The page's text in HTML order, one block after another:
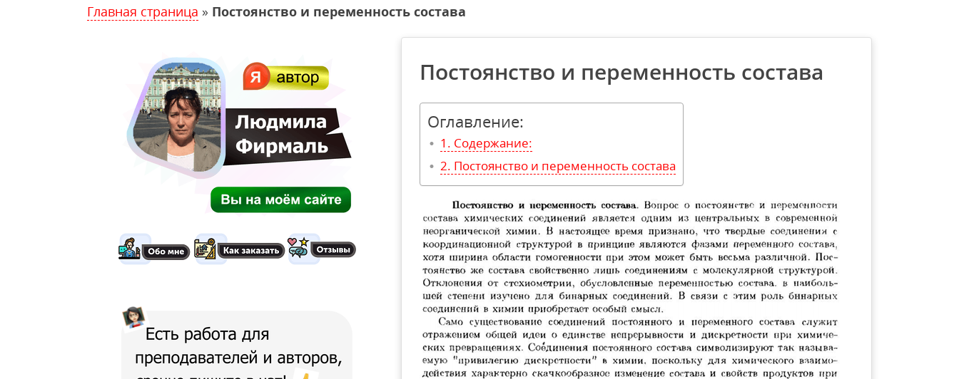
Главная страница » Постоянство и переменность состава
Постоянство и переменность состава
Оглавление:
Содержание:
Постоянство и переменность состава